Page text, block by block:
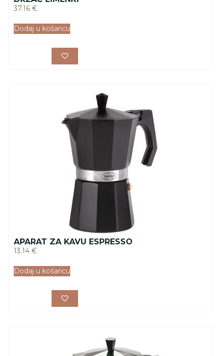
37.16 €
Dodaj u košaricu
APARAT ZA KAVU ESPRESSO
13.14 €
Dodaj u košaricu